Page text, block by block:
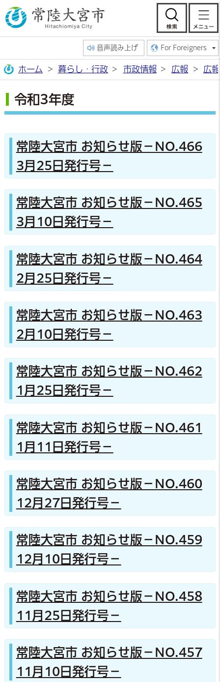
常陸大宮市公
検
音声読み上げ For Foreigners
ホーム 暮らし・行政 市政情報 広報 広
令和3年度
常陸大宮市 お知らせ版－NO.466
3月25日発行号－
常陸大宮市 お知らせ版－NO.465
3月10日発行号－
常陸大宮市 お知らせ版－NO.464
2月25日発行号－
常陸大宮市 お知らせ版－NO.463
2月10日発行号－
常陸大宮市 お知らせ版－NO.462
1月25日発行号－
常陸大宮市 お知らせ版－NO.461
1月11日発行号－
常陸大宮市 お知らせ版－NO.460
12月27日発行号－
常陸大宮市 お知らせ版－NO.459
12月10日発行号－
常陸大宮市 お知らせ版－NO.458
11月25日発行号－
常陸大宮市 お知らせ版－NO.457
11月10日発行号－